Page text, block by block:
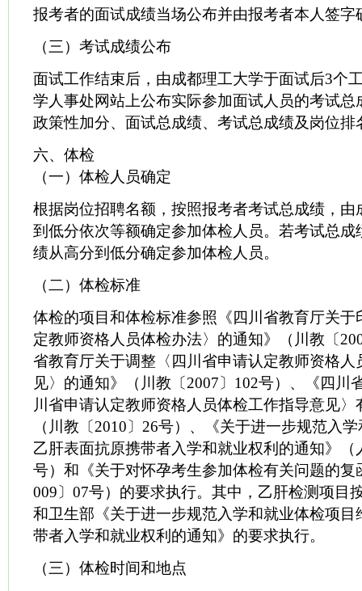
报考者的面试成绩当场公布并由报考者本人签字
（三）考试成绩公布
面试工作结束后，由成都理工大学于面试后3个
学人事处网站上公布实际参加面试人员的考试总
政策性加分、面试总成绩、考试总成绩及岗位排
六、体检
（一）体检人员确定
根据岗位招聘名额，按照报考者考试总成绩，由
到低分依次等额确定参加体检人员。若考试总成
绩从高分到低分确定参加体检人员。
（二）体检标准
体检的项目和体检标准参照《四川省教育厅关于
定教师资格人员体检办法〉的通知》（川教〔
省教育厅关于调整〈四川省申请认定教师资格人
见〉的通知》（川教〔2007〕102号）、《四川
川省申请认定教师资格人员体检工作指导意见〉
（川教〔2010〕26号）、《关于进一步规范入
乙肝表面抗原携带者入学和就业权利的通知》（
号）和《关于对怀孕考生参加体检有关问题的复
009〕07号）的要求执行。其中，乙肝检测项目
和卫生部《关于进一步规范入学和就业体检项目
带者入学和就业权利的通知》的要求执行。
（三）体检时间和地点